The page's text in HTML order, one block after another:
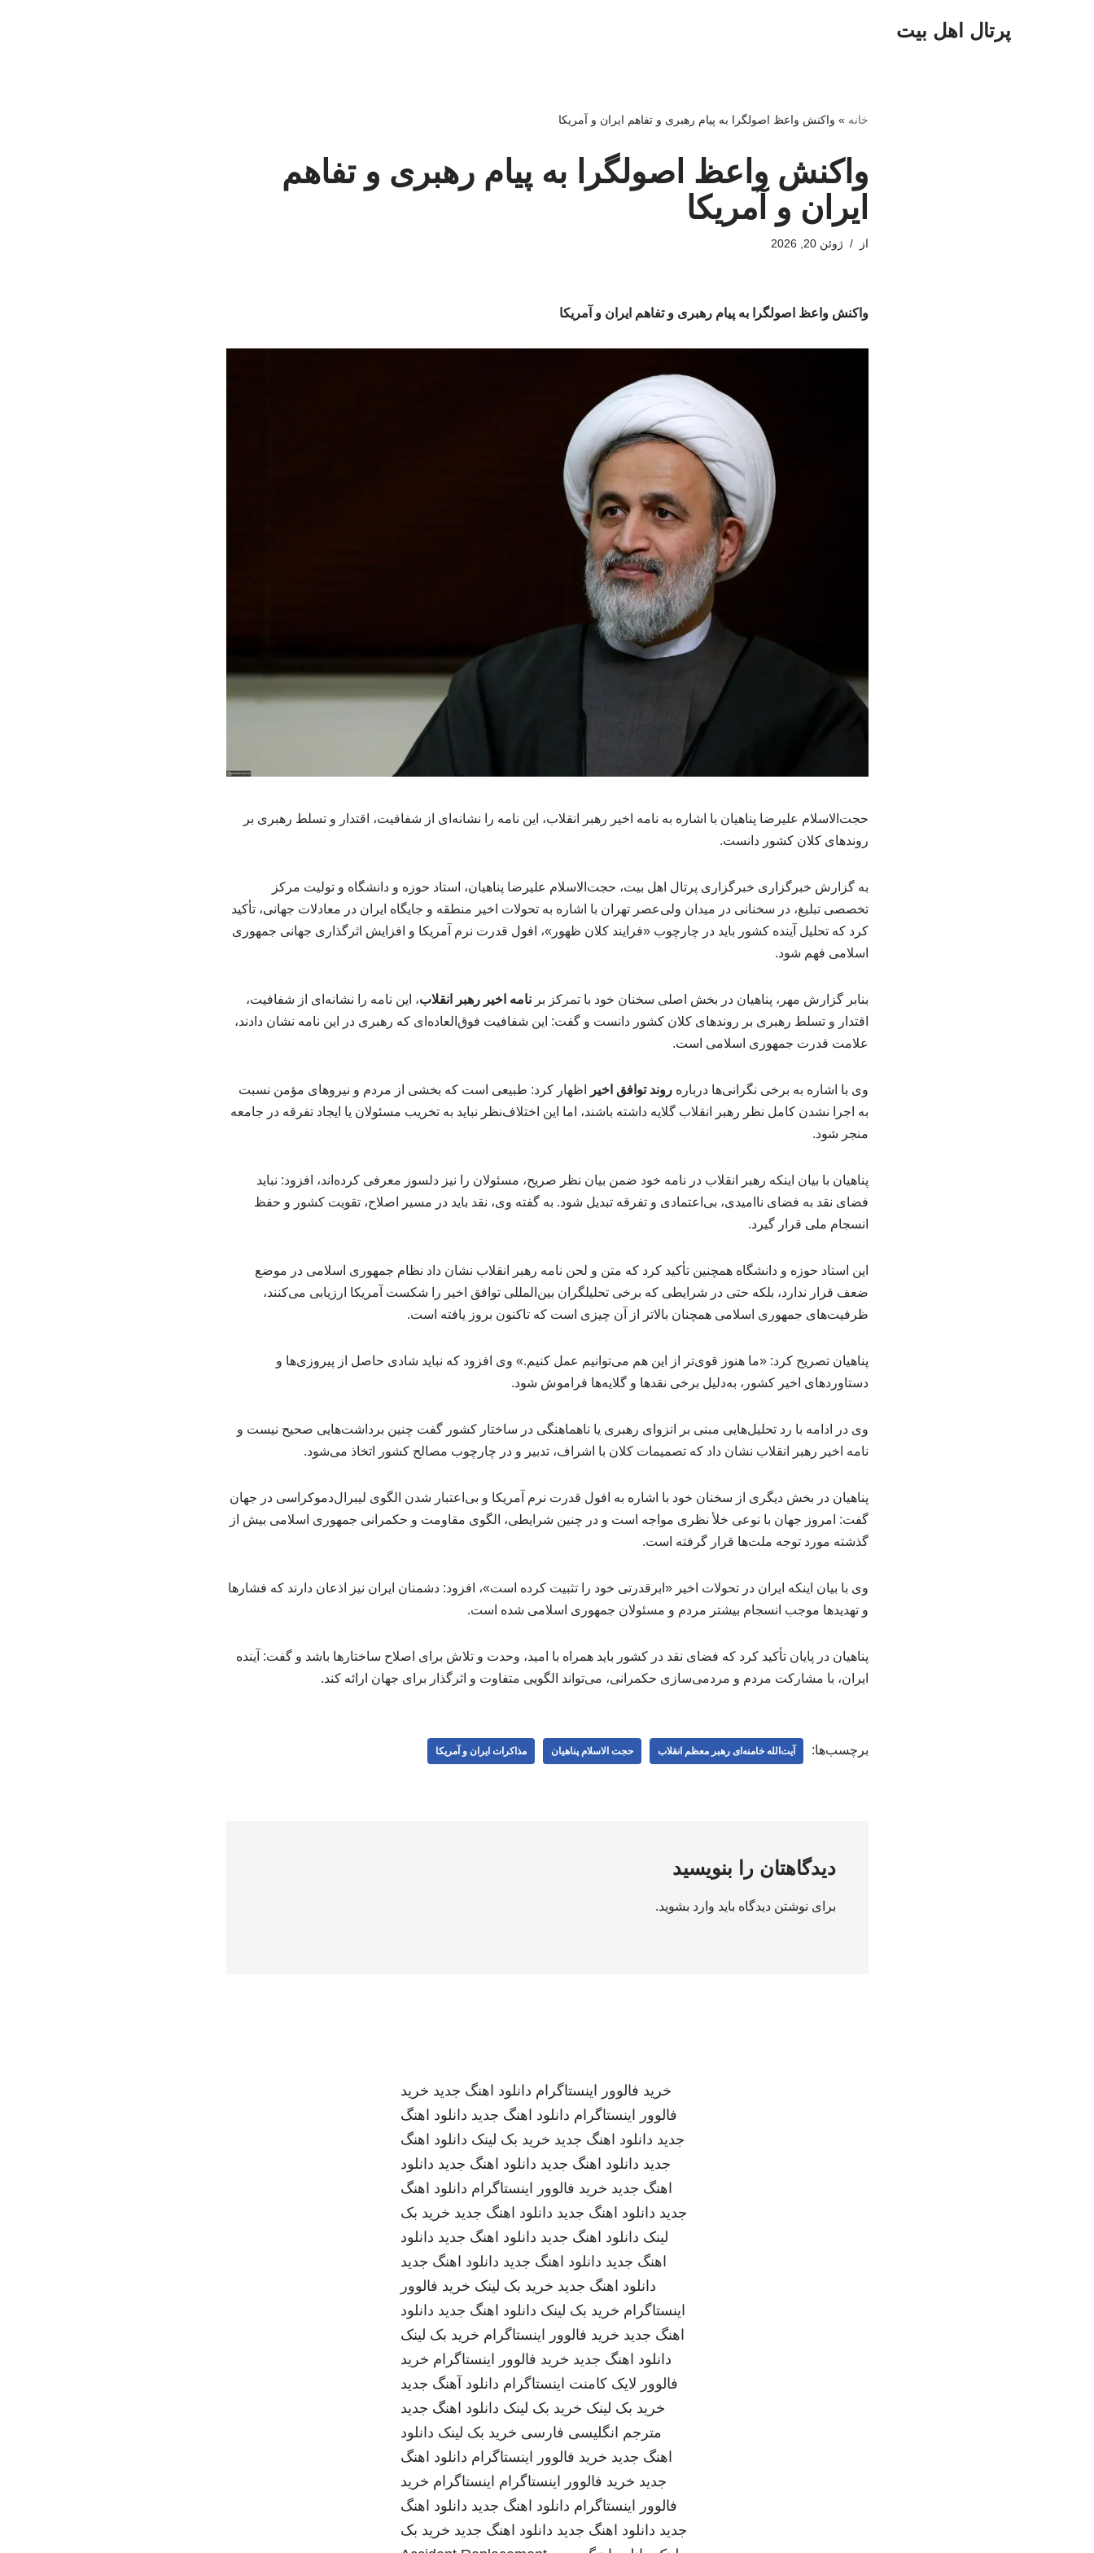
پرتال اهل بیت
خانه » واکنش واعظ اصولگرا به پیام رهبری و تفاهم ایران و آمریکا
واکنش واعظ اصولگرا به پیام رهبری و تفاهم
ایران و آمریکا
از ژوئن 20, 2026
واکنش واعظ اصولگرا به پیام رهبری و تفاهم ایران و آمریکا
حجت‌الاسلام علیرضا پناهیان با اشاره به نامه اخیر رهبر انقلاب، این نامه را نشانه‌ای از شفافیت، اقتدار و تسلط رهبری بر
روندهای کلان کشور دانست.
به گزارش خبرگزاری خبرگزاری پرتال اهل بیت، حجت‌الاسلام علیرضا پناهیان، استاد حوزه و دانشگاه و تولیت مرکز
تخصصی تبلیغ، در سخنانی در میدان ولی‌عصر تهران با اشاره به تحولات اخیر منطقه و جایگاه ایران در معادلات جهانی، تأکید
کرد که تحلیل آینده کشور باید در چارچوب «فرایند کلان ظهور»، افول قدرت نرم آمریکا و افزایش اثرگذاری جهانی جمهوری
اسلامی فهم شود.
بنابر گزارش مهر، پناهیان در بخش اصلی سخنان خود با تمرکز بر نامه اخیر رهبر انقلاب، این نامه را نشانه‌ای از شفافیت،
اقتدار و تسلط رهبری بر روندهای کلان کشور دانست و گفت: این شفافیت فوق‌العاده‌ای که رهبری در این نامه نشان دادند،
علامت قدرت جمهوری اسلامی است.
وی با اشاره به برخی نگرانی‌ها درباره روند توافق اخیر
اظهار کرد: طبیعی است که بخشی از مردم و نیروهای مؤمن نسبت
به اجرا نشدن کامل نظر رهبر انقلاب گلایه داشته باشند، اما این اختلاف‌نظر نباید به تخریب مسئولان یا ایجاد تفرقه در جامعه
منجر شود.
پناهیان با بیان اینکه رهبر انقلاب در نامه خود ضمن بیان نظر صریح، مسئولان را نیز دلسوز معرفی کرده‌اند، افزود: نباید
فضای نقد به فضای ناامیدی، بی‌اعتمادی و تفرقه تبدیل شود. به گفته وی، نقد باید در مسیر اصلاح، تقویت کشور و حفظ
انسجام ملی قرار گیرد.
این استاد حوزه و دانشگاه همچنین تأکید کرد که متن و لحن نامه رهبر انقلاب نشان داد نظام جمهوری اسلامی در موضع
ضعف قرار ندارد، بلکه حتی در شرایطی که برخی تحلیلگران بین‌المللی توافق اخیر را شکست آمریکا ارزیابی می‌کنند،
ظرفیت‌های جمهوری اسلامی همچنان بالاتر از آن چیزی است که تاکنون بروز یافته است.
پناهیان تصریح کرد: «ما هنوز قوی‌تر از این هم می‌توانیم عمل کنیم.» وی افزود که نباید شادی حاصل از پیروزی‌ها و
دستاوردهای اخیر کشور، به‌دلیل برخی نقدها و گلایه‌ها فراموش شود.
وی در ادامه با رد تحلیل‌هایی مبنی بر انزوای رهبری یا ناهماهنگی در ساختار کشور گفت چنین برداشت‌هایی صحیح نیست و
نامه اخیر رهبر انقلاب نشان داد که تصمیمات کلان با اشراف، تدبیر و در چارچوب مصالح کشور اتخاذ می‌شود.
پناهیان در بخش دیگری از سخنان خود با اشاره به افول قدرت نرم آمریکا و بی‌اعتبار شدن الگوی لیبرال‌دموکراسی در جهان
گفت: امروز جهان با نوعی خلأ نظری مواجه است و در چنین شرایطی، الگوی مقاومت و حکمرانی جمهوری اسلامی بیش از
گذشته مورد توجه ملت‌ها قرار گرفته است.
وی با بیان اینکه ایران در تحولات اخیر «ابرقدرتی خود را تثبیت کرده است»، افزود: دشمنان ایران نیز اذعان دارند که فشارها
و تهدیدها موجب انسجام بیشتر مردم و مسئولان جمهوری اسلامی شده است.
پناهیان در پایان تأکید کرد که فضای نقد در کشور باید همراه با امید، وحدت و تلاش برای اصلاح ساختارها باشد و گفت: آینده
ایران، با مشارکت مردم و مردمی‌سازی حکمرانی، می‌تواند الگویی متفاوت و اثرگذار برای جهان ارائه کند.
برچسب‌ها: آیت‌الله خامنه‌ای رهبر معظم انقلاب حجت الاسلام پناهیان مذاکرات ایران و آمریکا
دیدگاهتان را بنویسید
برای نوشتن دیدگاه باید وارد بشوید.
خرید فالوور اینستاگرام دانلود اهنگ جدید خرید
فالوور اینستاگرام دانلود اهنگ جدید دانلود اهنگ
جدید دانلود اهنگ جدید خرید بک لینک دانلود اهنگ
جدید دانلود اهنگ جدید دانلود اهنگ جدید دانلود
اهنگ جدید خرید فالوور اینستاگرام دانلود اهنگ
جدید دانلود اهنگ جدید دانلود اهنگ جدید خرید بک
لینک دانلود اهنگ جدید دانلود اهنگ جدید دانلود
اهنگ جدید دانلود اهنگ جدید دانلود اهنگ جدید
دانلود اهنگ جدید خرید بک لینک خرید فالوور
اینستاگرام خرید بک لینک دانلود اهنگ جدید دانلود
اهنگ جدید خرید فالوور اینستاگرام خرید بک لینک
دانلود اهنگ جدید خرید فالوور اینستاگرام خرید
فالوور لایک کامنت اینستاگرام دانلود آهنگ جدید
خرید بک لینک خرید بک لینک دانلود اهنگ جدید
مترجم انگلیسی فارسی خرید بک لینک دانلود
اهنگ جدید خرید فالوور اینستاگرام دانلود اهنگ
جدید خرید فالوور اینستاگرام اینستاگرام خرید
فالوور اینستاگرام دانلود اهنگ جدید دانلود اهنگ
جدید دانلود اهنگ جدید دانلود اهنگ جدید خرید بک